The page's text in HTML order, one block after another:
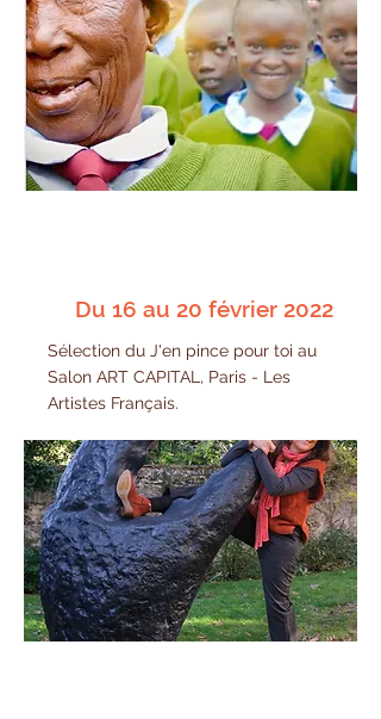
Du 16 au 20 février 2022
Sélection du J'en pince pour toi au
Salon ART CAPITAL, Paris - Les
Artistes Français.